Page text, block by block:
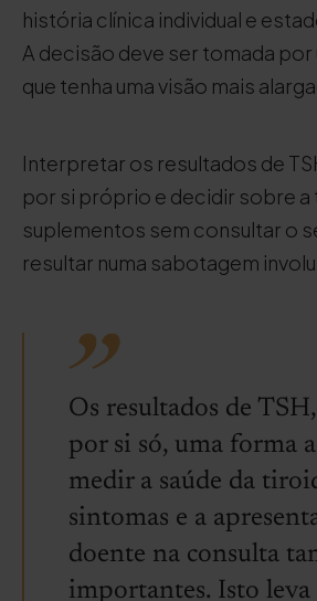
história clínica individual e
A decisão deve ser tomada
que tenha uma visão mais
Interpretar os resultados de
por si próprio e decidir sobre a
suplementos sem consultar o
resultar numa sabotagem
Os resultados de
por si só, uma forma
medir a saúde da
sintomas e a
doente na consulta
importantes. Isto leva